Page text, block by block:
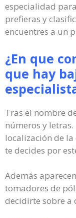
especialidad
prefieras y
encuentres a un
¿En que
que hay
Tras el nombre
números y
localización de
te decides por
Además
tomadores de
decidirte sobre a